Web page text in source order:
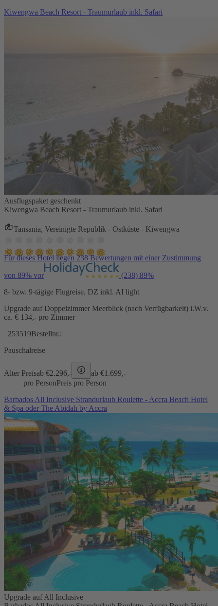
Kiwengwa Beach Resort - Traumurlaub inkl. Safari
Ausflugspaket geschenkt
Kiwengwa Beach Resort - Traumurlaub inkl. Safari
Tansania, Vereinigte Republik - Ostküste - Kiwengwa
Für dieses Hotel liegen 238 Bewertungen mit einer Zustimmung
von 89% vor (238) 89%
8- bzw. 9-tägige Flugreise, DZ inkl. AI light
Upgrade auf Doppelzimmer Meerblick (nach Verfügbarkeit) i.W.v.
ca. € 134,- pro Zimmer
253519Bestellnr.:
Pauschalreise
Alter Preisab €2.296,- ab €1.699,-
pro PersonPreis pro Person
Barbados All Inclusive Strandurlaub Roulette - Accra Beach Hotel
& Spa oder The Abidah by Accra
Upgrade auf All Inclusive